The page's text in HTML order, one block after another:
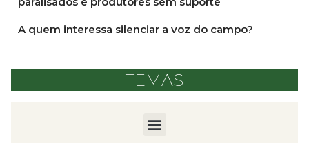
A quem interessa silenciar a voz do campo?
TEMAS